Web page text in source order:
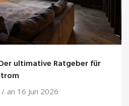
ultimative Ratgeber für
an 16 Jun 2026